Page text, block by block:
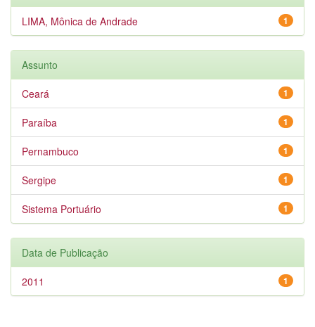
1
LIMA, Mônica de Andrade
Assunto
1
Ceará
1
Paraíba
1
Pernambuco
1
Sergipe
1
Sistema Portuário
Data de Publicação
1
2011